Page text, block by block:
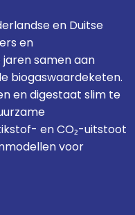
en Duitse
en
samen aan
biogaswaardeketen.
en digestaat slim te
en CO₂-uitstoot
voor